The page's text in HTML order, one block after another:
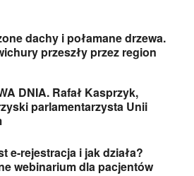
dachy i połamane drzewa.
przeszły przez region
DNIA. Rafał Kasprzyk,
parlamentarzysta Unii
e-rejestracja i jak działa?
webinarium dla pacjentów